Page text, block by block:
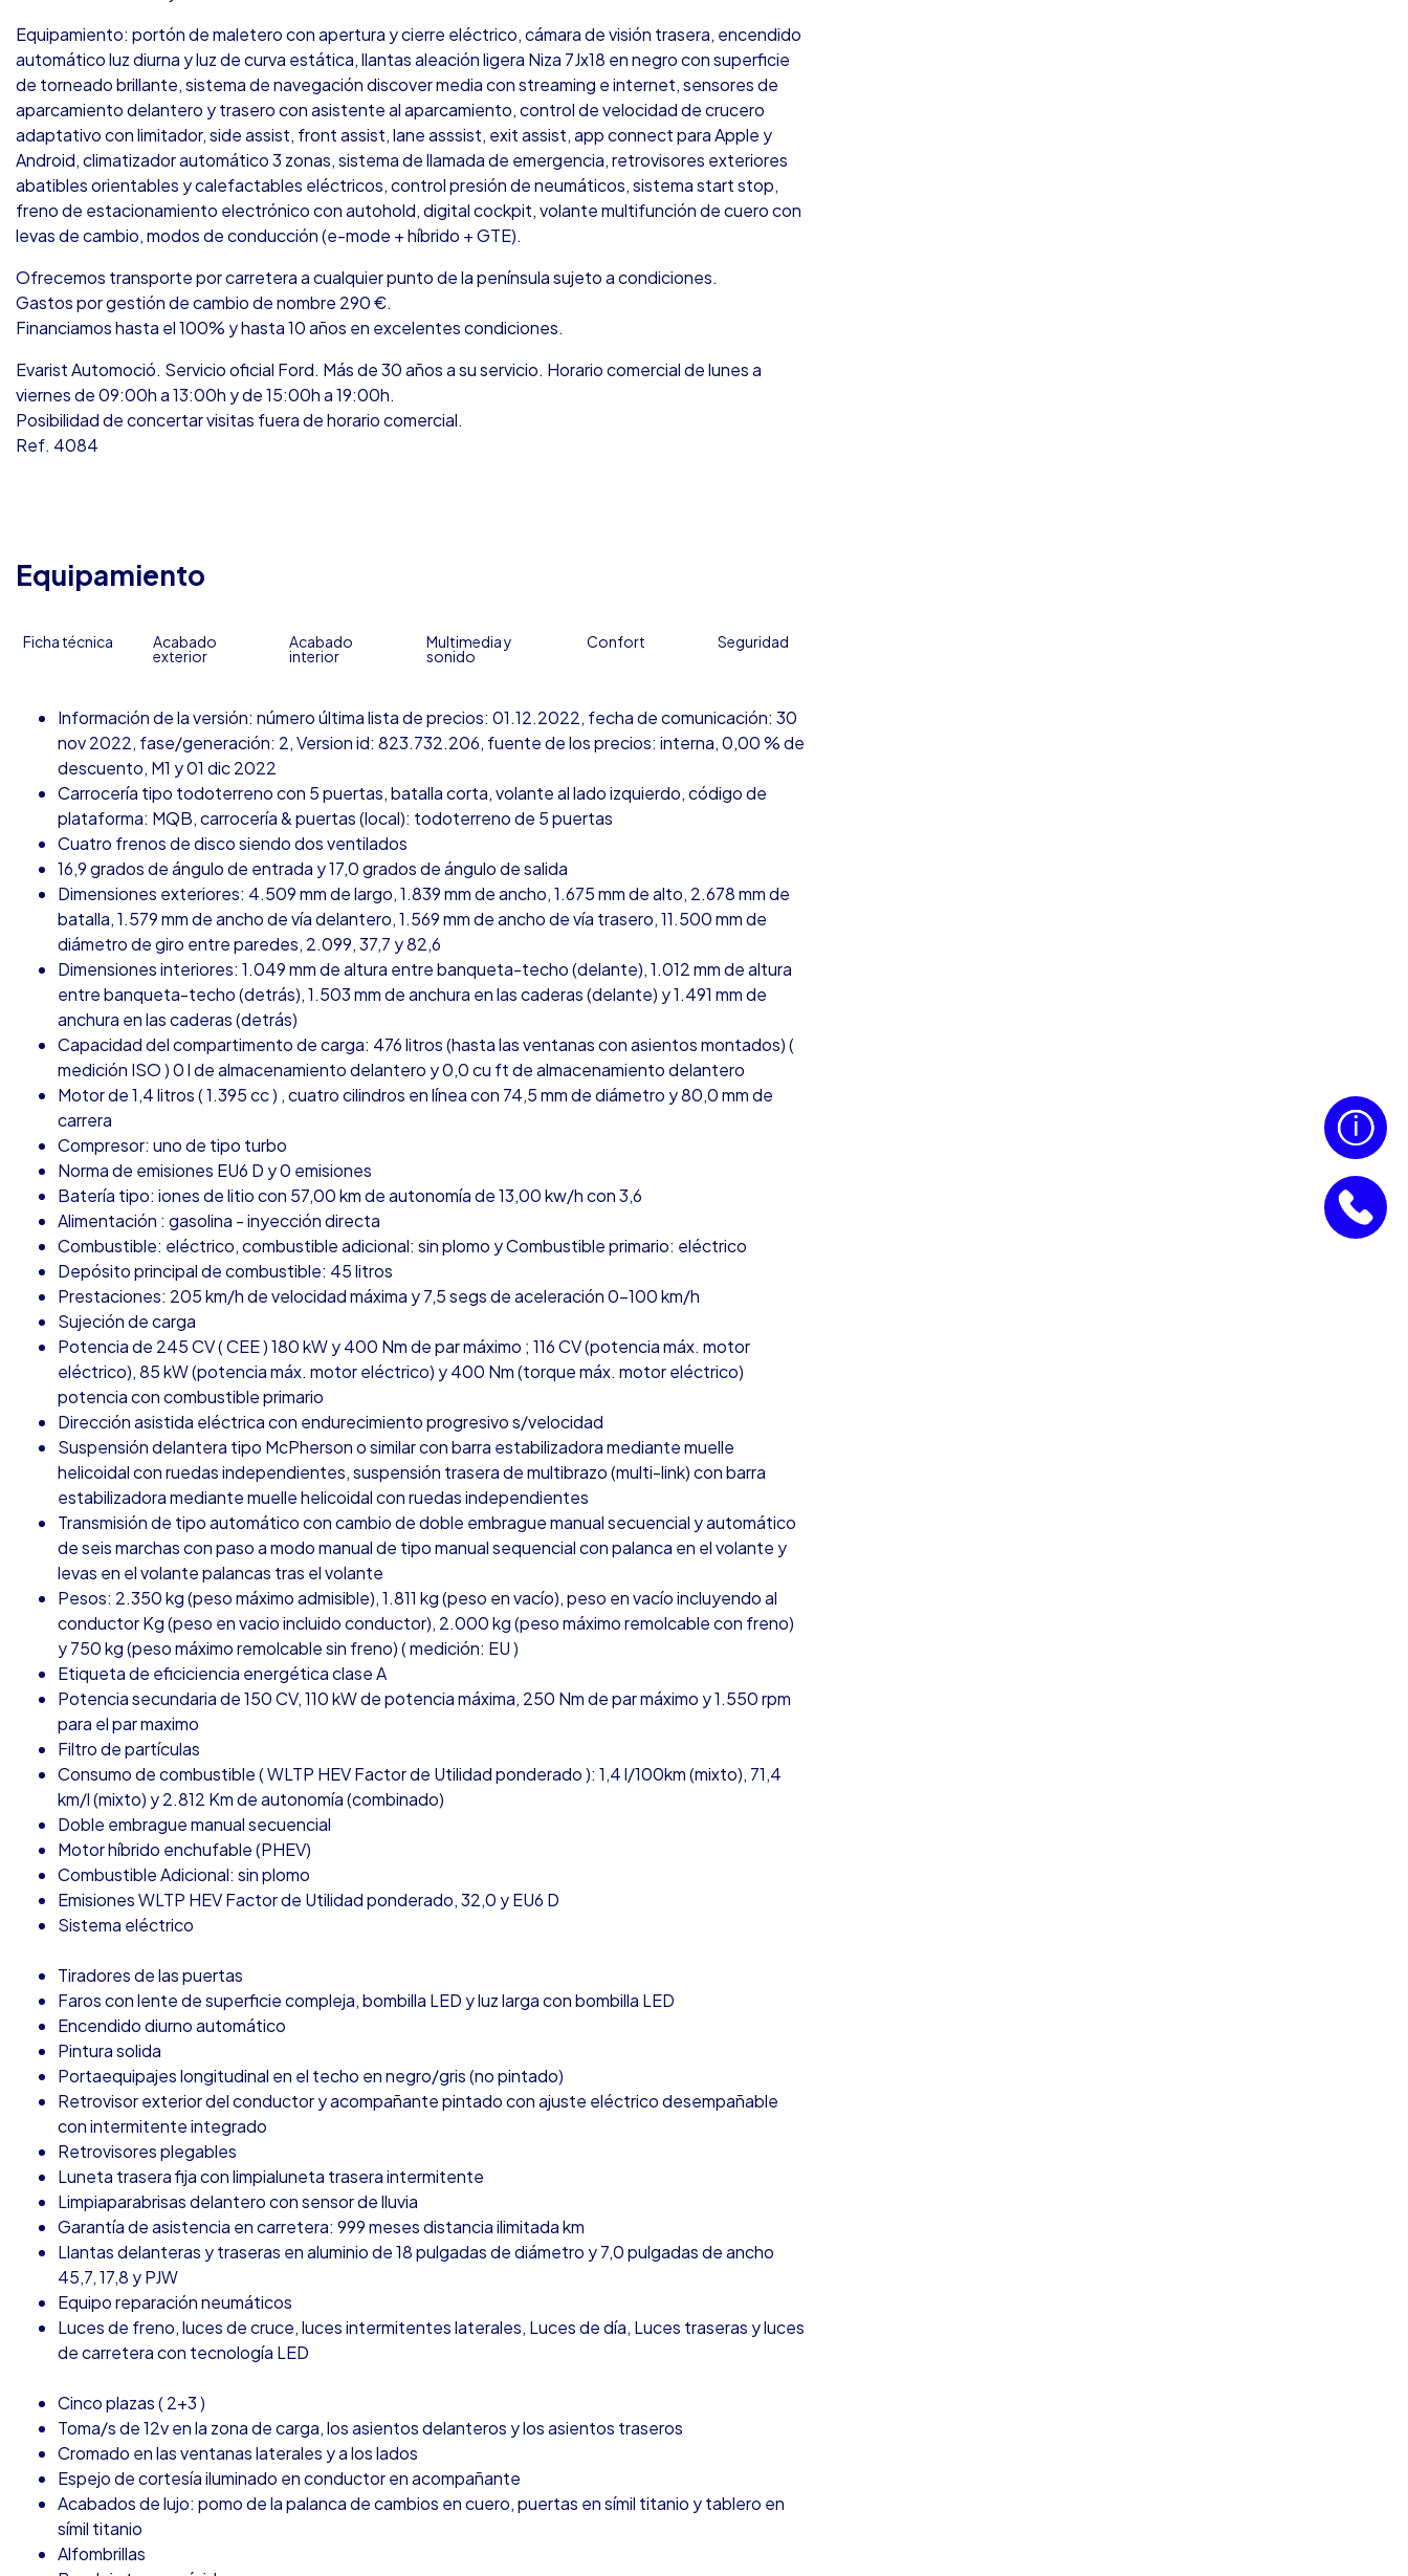
Equipamiento: portón de maletero con apertura y cierre eléctrico, cámara de visión trasera, encendido
automático luz diurna y luz de curva estática, llantas aleación ligera Niza 7Jx18 en negro con superficie
de torneado brillante, sistema de navegación discover media con streaming e internet, sensores de
aparcamiento delantero y trasero con asistente al aparcamiento, control de velocidad de crucero
adaptativo con limitador, side assist, front assist, lane asssist, exit assist, app connect para Apple y
Android, climatizador automático 3 zonas, sistema de llamada de emergencia, retrovisores exteriores
abatibles orientables y calefactables eléctricos, control presión de neumáticos, sistema start stop,
freno de estacionamiento electrónico con autohold, digital cockpit, volante multifunción de cuero con
levas de cambio, modos de conducción (e-mode + híbrido + GTE).
Ofrecemos transporte por carretera a cualquier punto de la península sujeto a condiciones.
Gastos por gestión de cambio de nombre 290 €.
Financiamos hasta el 100% y hasta 10 años en excelentes condiciones.
Evarist Automoció. Servicio oficial Ford. Más de 30 años a su servicio. Horario comercial de lunes a
viernes de 09:00h a 13:00h y de 15:00h a 19:00h.
Posibilidad de concertar visitas fuera de horario comercial.
Ref. 4084
Equipamiento
Ficha técnica
Información de la versión: número última lista de precios: 01.12.2022, fecha de comunicación: 30
nov 2022, fase/generación: 2, Version id: 823.732.206, fuente de los precios: interna, 0,00 % de
descuento, M1 y 01 dic 2022
Carrocería tipo todoterreno con 5 puertas, batalla corta, volante al lado izquierdo, código de
plataforma: MQB, carrocería & puertas (local): todoterreno de 5 puertas
Cuatro frenos de disco siendo dos ventilados
16,9 grados de ángulo de entrada y 17,0 grados de ángulo de salida
Dimensiones exteriores: 4.509 mm de largo, 1.839 mm de ancho, 1.675 mm de alto, 2.678 mm de
batalla, 1.579 mm de ancho de vía delantero, 1.569 mm de ancho de vía trasero, 11.500 mm de
diámetro de giro entre paredes, 2.099, 37,7 y 82,6
Dimensiones interiores: 1.049 mm de altura entre banqueta-techo (delante), 1.012 mm de altura
entre banqueta-techo (detrás), 1.503 mm de anchura en las caderas (delante) y 1.491 mm de
anchura en las caderas (detrás)
Capacidad del compartimento de carga: 476 litros (hasta las ventanas con asientos montados) (
medición ISO ) 0 l de almacenamiento delantero y 0,0 cu ft de almacenamiento delantero
Motor de 1,4 litros ( 1.395 cc ) , cuatro cilindros en línea con 74,5 mm de diámetro y 80,0 mm de
carrera
Compresor: uno de tipo turbo
Norma de emisiones EU6 D y 0 emisiones
Batería tipo: iones de litio con 57,00 km de autonomía de 13,00 kw/h con 3,6
Alimentación : gasolina - inyección directa
Combustible: eléctrico, combustible adicional: sin plomo y Combustible primario: eléctrico
Depósito principal de combustible: 45 litros
Prestaciones: 205 km/h de velocidad máxima y 7,5 segs de aceleración 0-100 km/h
Sujeción de carga
Potencia de 245 CV ( CEE ) 180 kW y 400 Nm de par máximo ; 116 CV (potencia máx. motor
eléctrico), 85 kW (potencia máx. motor eléctrico) y 400 Nm (torque máx. motor eléctrico)
potencia con combustible primario
Dirección asistida eléctrica con endurecimiento progresivo s/velocidad
Suspensión delantera tipo McPherson o similar con barra estabilizadora mediante muelle
helicoidal con ruedas independientes, suspensión trasera de multibrazo (multi-link) con barra
estabilizadora mediante muelle helicoidal con ruedas independientes
Transmisión de tipo automático con cambio de doble embrague manual secuencial y automático
de seis marchas con paso a modo manual de tipo manual sequencial con palanca en el volante y
levas en el volante palancas tras el volante
Pesos: 2.350 kg (peso máximo admisible), 1.811 kg (peso en vacío), peso en vacío incluyendo al
conductor Kg (peso en vacio incluido conductor), 2.000 kg (peso máximo remolcable con freno)
y 750 kg (peso máximo remolcable sin freno) ( medición: EU )
Etiqueta de eficiciencia energética clase A
Potencia secundaria de 150 CV, 110 kW de potencia máxima, 250 Nm de par máximo y 1.550 rpm
para el par maximo
Filtro de partículas
Consumo de combustible ( WLTP HEV Factor de Utilidad ponderado ): 1,4 l/100km (mixto), 71,4
km/l (mixto) y 2.812 Km de autonomía (combinado)
Doble embrague manual secuencial
Motor híbrido enchufable (PHEV)
Combustible Adicional: sin plomo
Emisiones WLTP HEV Factor de Utilidad ponderado, 32,0 y EU6 D
Sistema eléctrico
Acabado
exterior
Tiradores de las puertas
Faros con lente de superficie compleja, bombilla LED y luz larga con bombilla LED
Encendido diurno automático
Pintura solida
Portaequipajes longitudinal en el techo en negro/gris (no pintado)
Retrovisor exterior del conductor y acompañante pintado con ajuste eléctrico desempañable
con intermitente integrado
Retrovisores plegables
Luneta trasera fija con limpialuneta trasera intermitente
Limpiaparabrisas delantero con sensor de lluvia
Garantía de asistencia en carretera: 999 meses distancia ilimitada km
Llantas delanteras y traseras en aluminio de 18 pulgadas de diámetro y 7,0 pulgadas de ancho
45,7, 17,8 y PJW
Equipo reparación neumáticos
Luces de freno, luces de cruce, luces intermitentes laterales, Luces de día, Luces traseras y luces
de carretera con tecnología LED
Acabado
interior
Cinco plazas ( 2+3 )
Toma/s de 12v en la zona de carga, los asientos delanteros y los asientos traseros
Cromado en las ventanas laterales y a los lados
Espejo de cortesía iluminado en conductor en acompañante
Acabados de lujo: pomo de la palanca de cambios en cuero, puertas en símil titanio y tablero en
símil titanio
Alfombrillas
Multimedia y
sonido
Confort Seguridad